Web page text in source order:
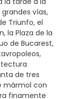
vías,
Triunfo, el
la Plaza de la
de Bucarest,
de tres
mármol con
finamente